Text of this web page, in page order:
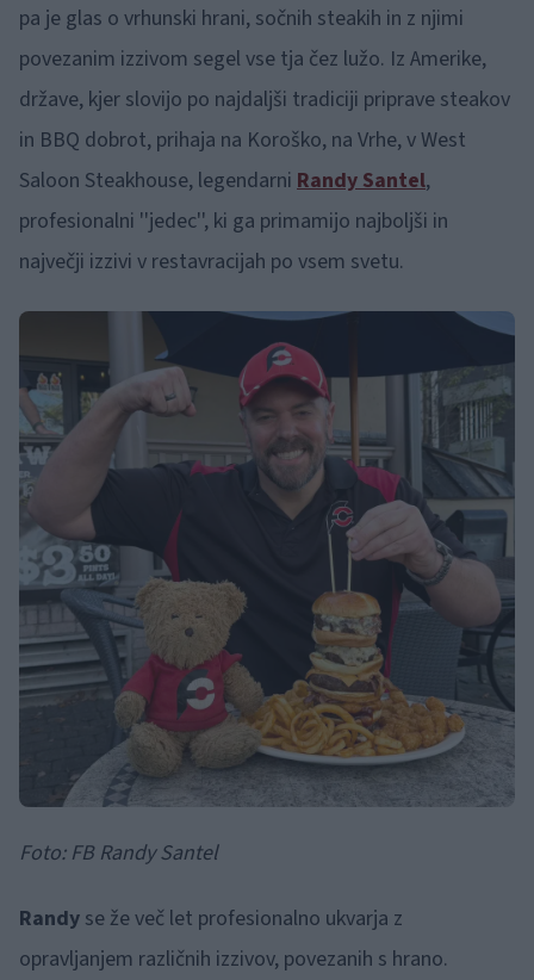
pa je glas o vrhunski hrani, sočnih steakih in z njimi
povezanim izzivom segel vse tja čez lužo. Iz Amerike,
države, kjer slovijo po najdaljši tradiciji priprave steakov
in BBQ dobrot, prihaja na Koroško, na Vrhe, v West
Saloon Steakhouse, legendarni Randy Santel,
profesionalni ''jedec'', ki ga primamijo najboljši in
največji izzivi v restavracijah po vsem svetu.
Foto: FB Randy Santel
Randy se že več let profesionalno ukvarja z
opravljanjem različnih izzivov, povezanih s hrano.